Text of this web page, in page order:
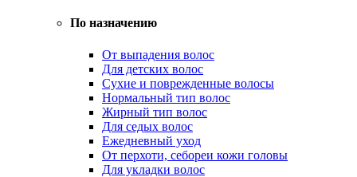
По назначению
От выпадения волос
Для детских волос
Сухие и поврежденные волосы
Нормальный тип волос
Жирный тип волос
Для седых волос
Ежедневный уход
От перхоти, себореи кожи головы
Для укладки волос